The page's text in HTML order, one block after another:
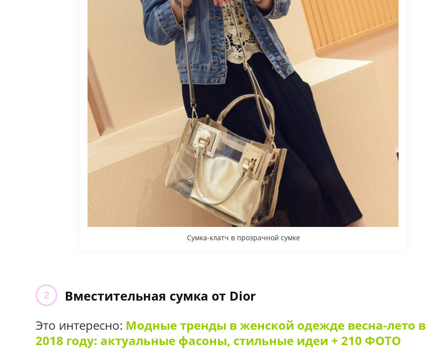
Сумка-клатч в прозрачной сумке
Вместительная сумка от Dior
Это интересно: Модные тренды в женской одежде весна-лето в
2018 году: актуальные фасоны, стильные идеи + 210 ФОТО